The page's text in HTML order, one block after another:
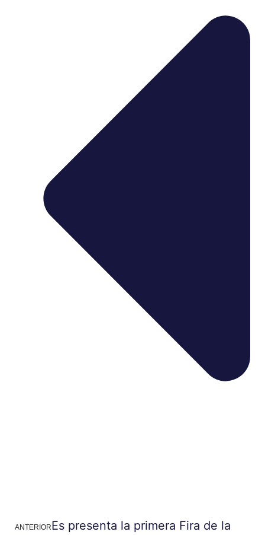
ANTERIOREs presenta la primera Fira de la